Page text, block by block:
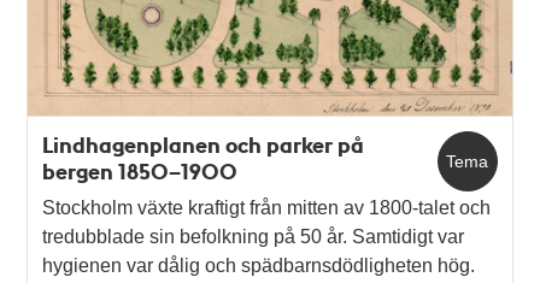
Tema
Lindhagenplanen och parker på
bergen 1850–1900
Stockholm växte kraftigt från mitten av 1800-talet och
tredubblade sin befolkning på 50 år. Samtidigt var
hygienen var dålig och spädbarnsdödligheten hög.